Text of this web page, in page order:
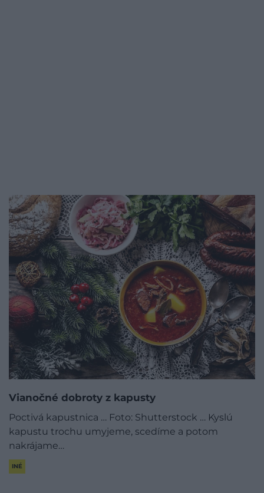
Vianočné dobroty z kapusty
Poctivá kapustnica … Foto: Shutterstock … Kyslú
kapustu trochu umyjeme, scedíme a potom
nakrájame…
INÉ